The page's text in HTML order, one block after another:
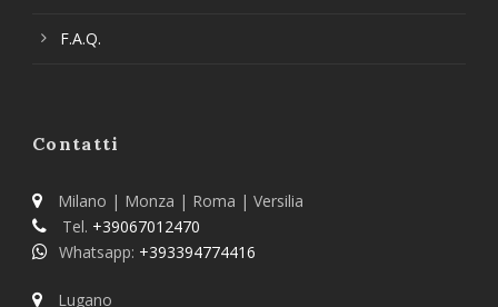
F.A.Q.
Contatti
Milano | Monza | Roma | Versilia
Tel. +39067012470
Whatsapp: +393394774416
Lugano